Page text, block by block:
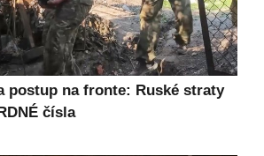
postup na fronte: Ruské straty
čísla